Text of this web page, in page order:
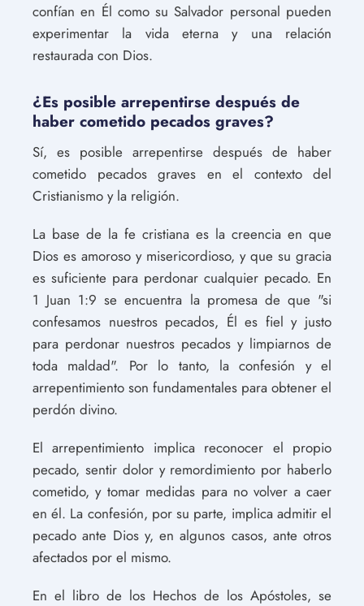
confían en Él como su Salvador personal pueden
experimentar la vida eterna y una relación
restaurada con Dios.
¿Es posible arrepentirse después de
haber cometido pecados graves?
Sí, es posible arrepentirse después de haber
cometido pecados graves en el contexto del
Cristianismo y la religión.
La base de la fe cristiana es la creencia en que
Dios es amoroso y misericordioso, y que su gracia
es suficiente para perdonar cualquier pecado. En
1 Juan 1:9 se encuentra la promesa de que "si
confesamos nuestros pecados, Él es fiel y justo
para perdonar nuestros pecados y limpiarnos de
toda maldad". Por lo tanto, la confesión y el
arrepentimiento son fundamentales para obtener el
perdón divino.
El arrepentimiento implica reconocer el propio
pecado, sentir dolor y remordimiento por haberlo
cometido, y tomar medidas para no volver a caer
en él. La confesión, por su parte, implica admitir el
pecado ante Dios y, en algunos casos, ante otros
afectados por el mismo.
En el libro de los Hechos de los Apóstoles, se